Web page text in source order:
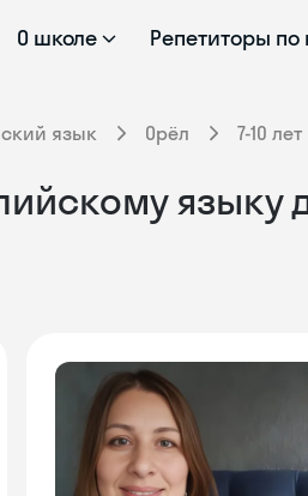
О школе Репетиторы
язык Орёл 7-10 лет
языку